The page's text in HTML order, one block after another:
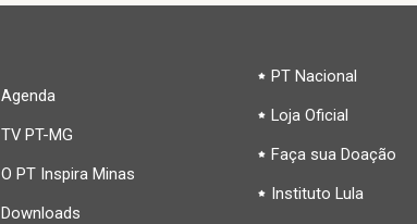
Agenda
TV PT-MG
O PT Inspira Minas
Downloads
PT Nacional
Loja Oficial
Faça sua Doação
Instituto Lula